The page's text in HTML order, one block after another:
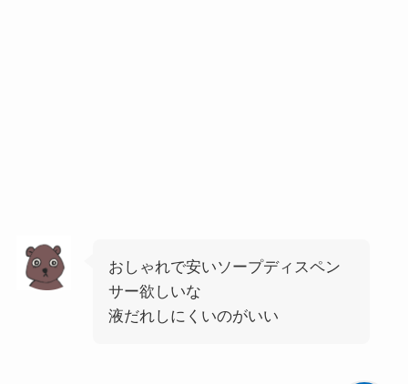
おしゃれで安いソープディスペン
サー欲しいな
液だれしにくいのがいい